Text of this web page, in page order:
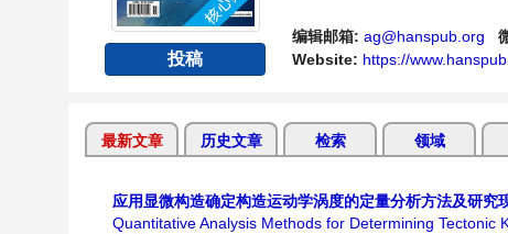
投稿
编辑邮箱: ag@hanspub.org
Website: https://
最新文章 历史文章 检索 领域
应用显微构造确定构造运动学涡度的定量分析方法及研究
Quantitative Analysis Methods for Determining